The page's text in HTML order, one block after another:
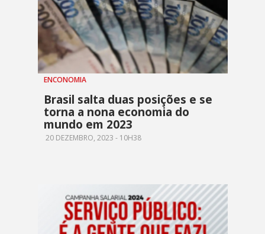
ENCONOMIA
Brasil salta duas posições e se
torna a nona economia do
mundo em 2023
20 DEZEMBRO, 2023 - 10H38